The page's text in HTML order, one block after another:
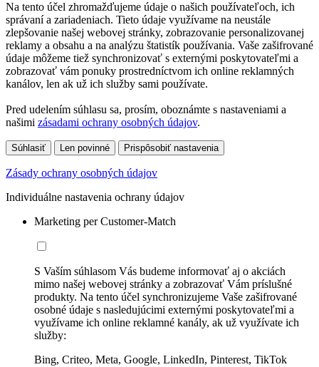
Na tento účel zhromažďujeme údaje o našich používateľoch, ich
správaní a zariadeniach. Tieto údaje využívame na neustále
zlepšovanie našej webovej stránky, zobrazovanie personalizovanej
reklamy a obsahu a na analýzu štatistík používania. Vaše zašifrované
údaje môžeme tiež synchronizovať s externými poskytovateľmi a
zobrazovať vám ponuky prostredníctvom ich online reklamných
kanálov, len ak už ich služby sami používate.
Pred udelením súhlasu sa, prosím, oboznámte s nastaveniami a
našimi zásadami ochrany osobných údajov.
Súhlasiť Len povinné Prispôsobiť nastavenia
Zásady ochrany osobných údajov
Individuálne nastavenia ochrany údajov
Marketing per Customer-Match
S Vaším súhlasom Vás budeme informovať aj o akciách
mimo našej webovej stránky a zobrazovať Vám príslušné
produkty. Na tento účel synchronizujeme Vaše zašifrované
osobné údaje s nasledujúcimi externými poskytovateľmi a
využívame ich online reklamné kanály, ak už využívate ich
služby:
Bing, Criteo, Meta, Google, LinkedIn, Pinterest, TikTok